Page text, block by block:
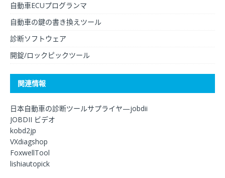
自動車ECUプログランマ
自動車の鍵の書き換えツール
診断ソフトウェア
開錠/ロックピックツール
関連情報
日本自動車の診断ツールサプライヤ—jobdii
JOBDII ビデオ
kobd2jp
VXdiagshop
FoxwellTool
lishiautopick